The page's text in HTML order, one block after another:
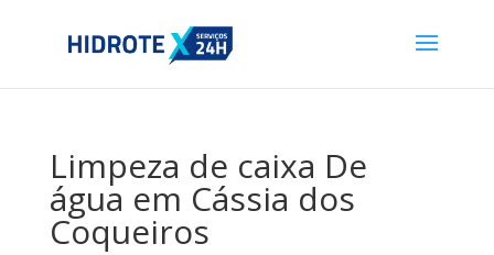
Limpeza de caixa De
água em Cássia dos
Coqueiros